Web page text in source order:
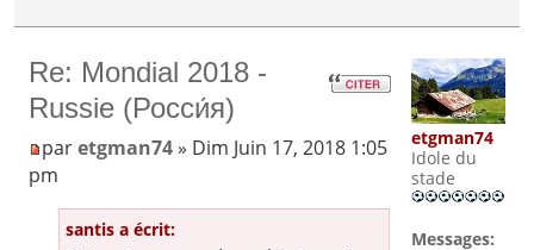
Re: Mondial 2018 -
Russie (Росси́я)
paretgman74» Dim Juin 17, 2018 1:05
pm
santis a écrit:
etgman74
Idole du
stade
Messages: